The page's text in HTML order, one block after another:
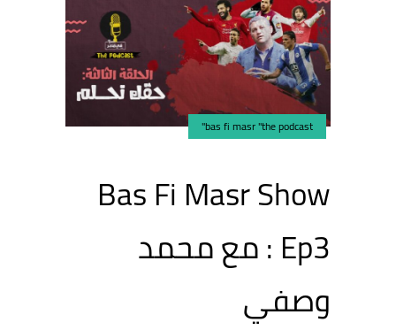
bas fi masr "the podcast"
Bas Fi Masr Show
Ep3 : مع محمد
وصفي